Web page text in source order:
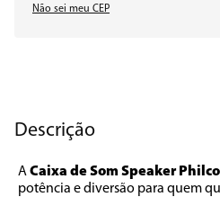
Não sei meu CEP
Descrição
A Caixa de Som Speaker
potência e diversão para quem